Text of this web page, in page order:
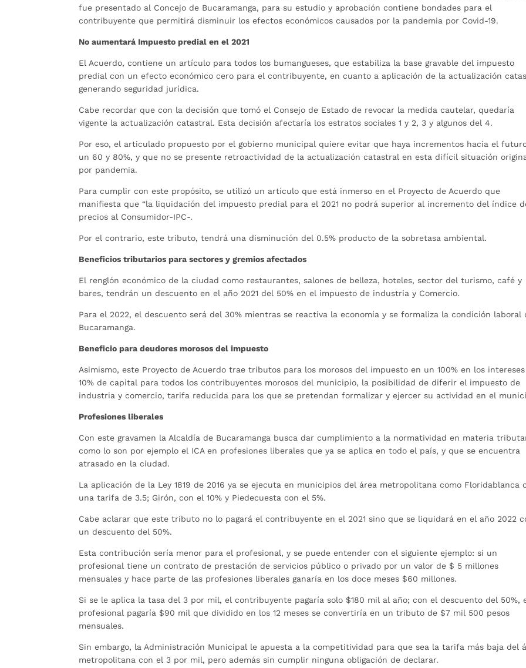
fue presentado al Concejo de Bucaramanga, para su estudio y aprobación contiene bondades para el
contribuyente que permitirá disminuir los efectos económicos causados por la pandemia por Covid-19.
No aumentará Impuesto predial en el 2021
El Acuerdo, contiene un artículo para todos los bumangueses, que estabiliza la base gravable del impuesto
predial con un efecto económico cero para el contribuyente, en cuanto a aplicación de la actualización
generando seguridad jurídica.
Cabe recordar que con la decisión que tomó el Consejo de Estado de revocar la medida cautelar, quedaría
vigente la actualización catastral. Esta decisión afectaría los estratos sociales 1 y 2, 3 y algunos del 4.
Por eso, el articulado propuesto por el gobierno municipal quiere evitar que haya incrementos hacia el
un 60 y 80%, y que no se presente retroactividad de la actualización catastral en esta difícil situación
por pandemia.
Para cumplir con este propósito, se utilizó un artículo que está inmerso en el Proyecto de Acuerdo que
manifiesta que “la liquidación del impuesto predial para el 2021 no podrá superior al incremento del índice
precios al Consumidor-IPC-.
Por el contrario, este tributo, tendrá una disminución del 0.5% producto de la sobretasa ambiental.
Beneficios tributarios para sectores y gremios afectados
El renglón económico de la ciudad como restaurantes, salones de belleza, hoteles, sector del turismo, café y
bares, tendrán un descuento en el año 2021 del 50% en el impuesto de industria y Comercio.
Para el 2022, el descuento será del 30% mientras se reactiva la economía y se formaliza la condición laboral
Bucaramanga.
Beneficio para deudores morosos del impuesto
Asimismo, este Proyecto de Acuerdo trae tributos para los morosos del impuesto en un 100% en los
10% de capital para todos los contribuyentes morosos del municipio, la posibilidad de diferir el impuesto de
industria y comercio, tarifa reducida para los que se pretendan formalizar y ejercer su actividad en el
Profesiones liberales
Con este gravamen la Alcaldía de Bucaramanga busca dar cumplimiento a la normatividad en materia
como lo son por ejemplo el ICA en profesiones liberales que ya se aplica en todo el país, y que se encuentra
atrasado en la ciudad.
La aplicación de la Ley 1819 de 2016 ya se ejecuta en municipios del área metropolitana como Floridablanca
una tarifa de 3.5; Girón, con el 10% y Piedecuesta con el 5%.
Cabe aclarar que este tributo no lo pagará el contribuyente en el 2021 sino que se liquidará en el año 2022
un descuento del 50%.
Esta contribución sería menor para el profesional, y se puede entender con el siguiente ejemplo: si un
profesional tiene un contrato de prestación de servicios público o privado por un valor de $ 5 millones
mensuales y hace parte de las profesiones liberales ganaría en los doce meses $60 millones.
Si se le aplica la tasa del 3 por mil, el contribuyente pagaría solo $180 mil al año; con el descuento del 50%,
profesional pagaría $90 mil que dividido en los 12 meses se convertiría en un tributo de $7 mil 500 pesos
mensuales.
Sin embargo, la Administración Municipal le apuesta a la competitividad para que sea la tarifa más baja del
metropolitana con el 3 por mil, pero además sin cumplir ninguna obligación de declarar.